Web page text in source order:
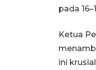
pada
Ketua
ini